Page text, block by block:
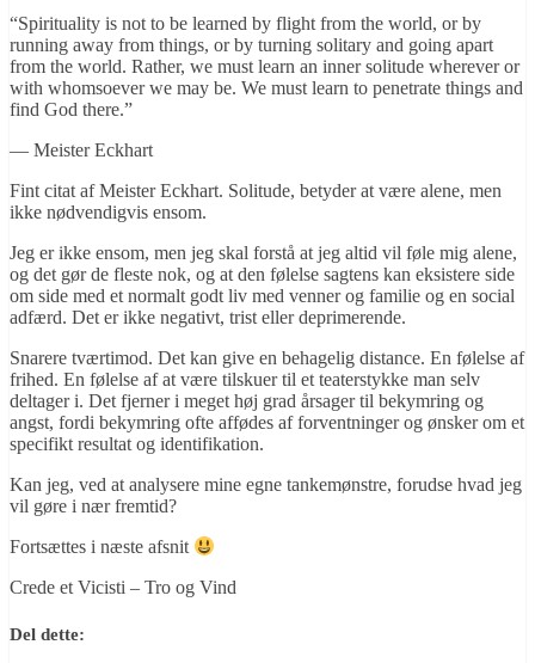
“Spirituality is not to be learned by flight from the world, or by
running away from things, or by turning solitary and going apart
from the world. Rather, we must learn an inner solitude wherever or
with whomsoever we may be. We must learn to penetrate things and
find God there.”
― Meister Eckhart
Fint citat af Meister Eckhart. Solitude, betyder at være alene, men
ikke nødvendigvis ensom.
Jeg er ikke ensom, men jeg skal forstå at jeg altid vil føle mig alene,
og det gør de fleste nok, og at den følelse sagtens kan eksistere side
om side med et normalt godt liv med venner og familie og en social
adfærd. Det er ikke negativt, trist eller deprimerende.
Snarere tværtimod. Det kan give en behagelig distance. En følelse af
frihed. En følelse af at være tilskuer til et teaterstykke man selv
deltager i. Det fjerner i meget høj grad årsager til bekymring og
angst, fordi bekymring ofte affødes af forventninger og ønsker om et
specifikt resultat og identifikation.
Kan jeg, ved at analysere mine egne tankemønstre, forudse hvad jeg
vil gøre i nær fremtid?
Fortsættes i næste afsnit
Crede et Vicisti – Tro og Vind
Del dette: